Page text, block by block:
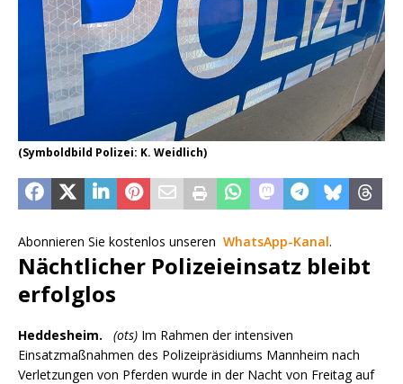
(Symboldbild Polizei: K. Weidlich)
Abonnieren Sie kostenlos unseren WhatsApp-Kanal.
Nächtlicher Polizeieinsatz bleibt
erfolglos
Heddesheim. (ots) Im Rahmen der intensiven
Einsatzmaßnahmen des Polizeipräsidiums Mannheim nach
Verletzungen von Pferden wurde in der Nacht von Freitag auf